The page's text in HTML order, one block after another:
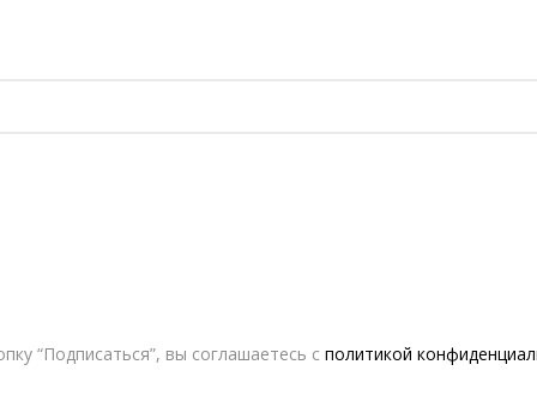
“Подписаться”, вы соглашаетесь с политикой